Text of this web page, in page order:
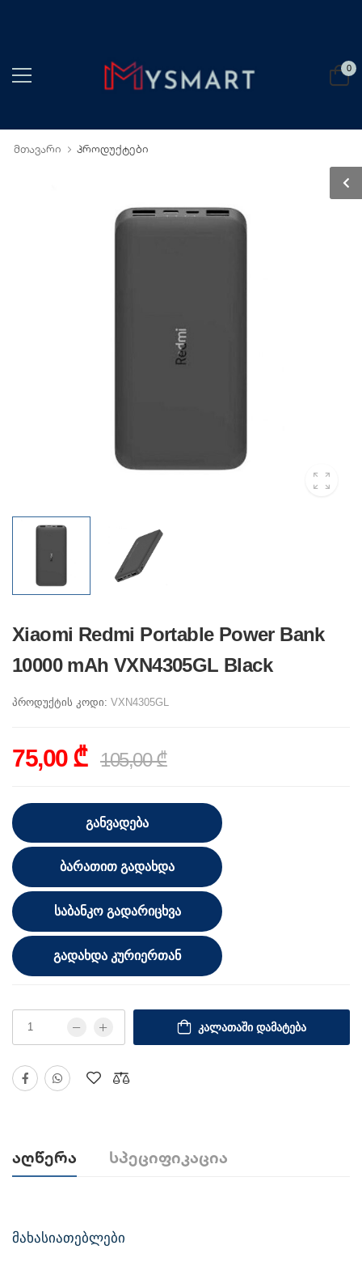
0
მთავარი პროდუქტები
Xiaomi Redmi Portable Power Bank
10000 mAh VXN4305GL Black
პროდუქტის კოდი: VXN4305GL
75,00 ₾ 105,00 ₾
ᲒᲐᲜᲕᲐᲓᲔᲑᲐ
ᲑᲐᲠᲐᲗᲘᲗ ᲒᲐᲓᲐᲮᲓᲐ
ᲡᲐᲑᲐᲜᲙᲝ ᲒᲐᲓᲐᲠᲘᲪᲮᲕᲐ
ᲒᲐᲓᲐᲮᲓᲐ ᲙᲣᲠᲘᲔᲠᲗᲐᲜ
ᲙᲐᲚᲐᲗᲐᲨᲘ ᲓᲐᲛᲐᲢᲔᲑᲐ
Აღწერა Სპეციფიკაცია
მახასიათებლები